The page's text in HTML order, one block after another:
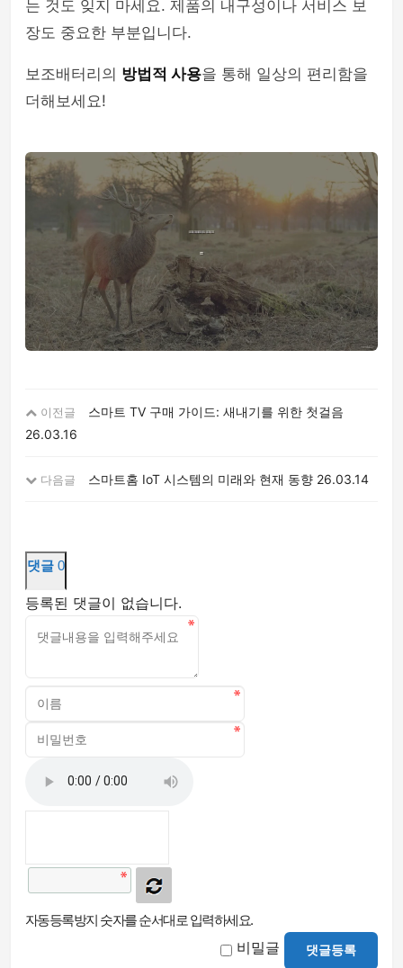
는 것도 잊지 마세요. 제품의 내구성이나 서비스 보
장도 중요한 부분입니다.
보조배터리의 방법적 사용을 통해 일상의 편리함을
더해보세요!
이전글
스마트 TV 구매 가이드: 새내기를 위한 첫걸음
26.03.16
다음글 스마트홈 IoT 시스템의 미래와 현재 동향 26.03.14
댓글 0
등록된 댓글이 없습니다.
자동등록방지 숫자를 순서대로 입력하세요.
비밀글 댓글등록